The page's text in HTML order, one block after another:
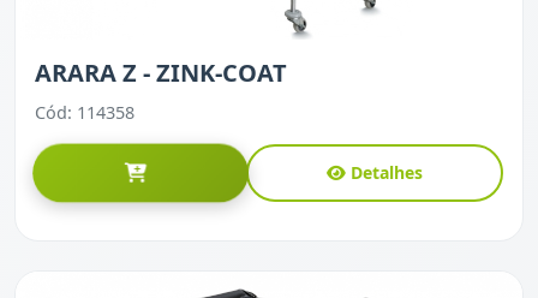
ARARA Z - ZINK-COAT
Cód: 114358
Detalhes